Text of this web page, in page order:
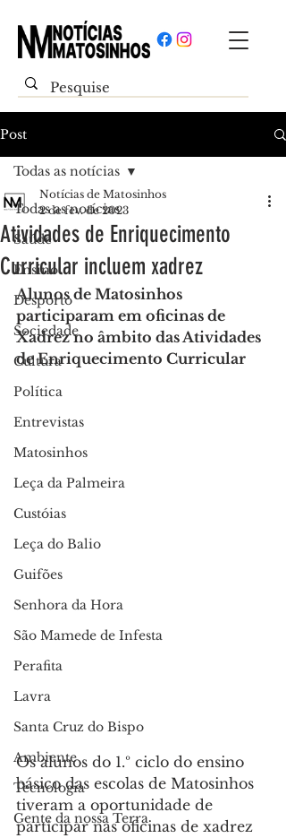
Post
Todas as notícias
Saúde
Ensino
Desporto
Sociedade
Cultura
Política
Entrevistas
Matosinhos
Leça da Palmeira
Custóias
Leça do Balio
Guifões
Senhora da Hora
São Mamede de Infesta
Perafita
Lavra
Santa Cruz do Bispo
Ambiente
Tecnologia
Gente da nossa Terra
Todas as notícias
Atividades de Enriquecimento
Curricular incluem xadrez
Notícias de Matosinhos
2 de fev. de 2023
Alunos de Matosinhos
participaram em oficinas de
Xadrez no âmbito das Atividades
de Enriquecimento Curricular
Os alunos do 1.º ciclo do ensino
básico das escolas de Matosinhos
tiveram a oportunidade de
participar nas oficinas de xadrez